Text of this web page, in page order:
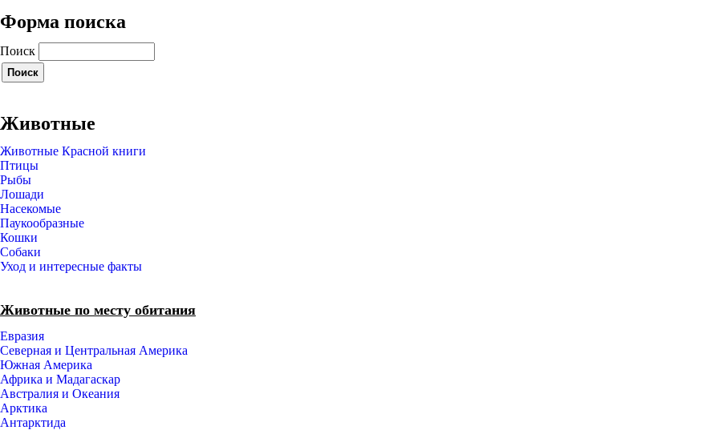
Форма поиска
Поиск
Животные
Животные Красной книги
Птицы
Рыбы
Лошади
Насекомые
Паукообразные
Кошки
Собаки
Уход и интересные факты
Животные по месту обитания
Евразия
Северная и Центральная Америка
Южная Америка
Африка и Мадагаскар
Австралия и Океания
Арктика
Антарктида